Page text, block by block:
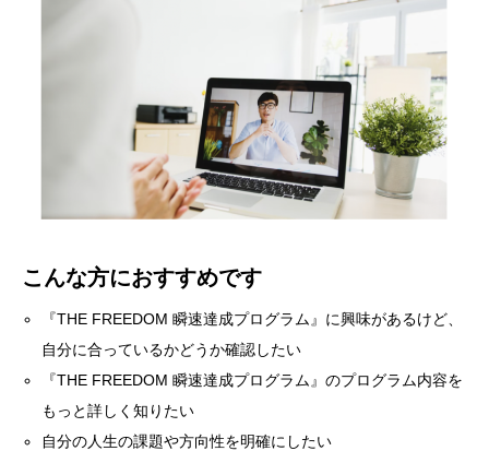
こんな方におすすめです
『THE FREEDOM 瞬速達成プログラム』に興味があるけど、
自分に合っているかどうか確認したい
『THE FREEDOM 瞬速達成プログラム』のプログラム内容を
もっと詳しく知りたい
自分の人生の課題や方向性を明確にしたい